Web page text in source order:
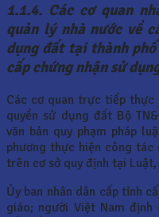
1.1.4. Các cơ quan
quản lý nhà nước về
dụng đất tại thành
cấp chứng nhận sử
Các cơ quan trực tiếp thực
quyền sử dụng đất Bộ
văn bản quy phạm pháp
phương thực hiện công tác
trên cơ sở quy định tại
Ủy ban nhân dân cấp tỉnh
giáo; người Việt Nam